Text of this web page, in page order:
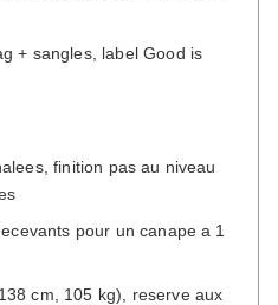
+ sangles, label Good is
finition pas au niveau
pour un canape a 1
cm, 105 kg), reserve aux